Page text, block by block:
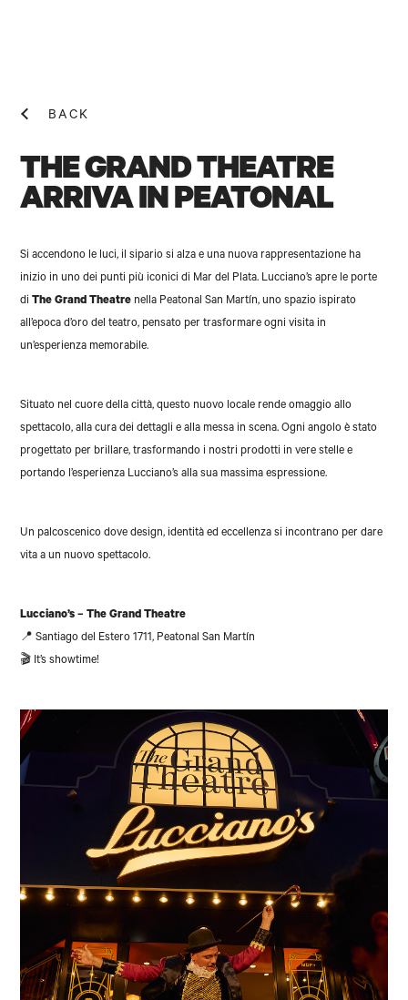
NEWS!
BACK
THE GRAND THEATRE
ARRIVA IN PEATONAL
Si accendono le luci, il sipario si alza e una nuova rappresentazione ha
inizio in uno dei punti più iconici di Mar del Plata. Lucciano’s apre le porte
di The Grand Theatre nella Peatonal San Martín, uno spazio ispirato
all’epoca d’oro del teatro, pensato per trasformare ogni visita in
un’esperienza memorabile.
Situato nel cuore della città, questo nuovo locale rende omaggio allo
spettacolo, alla cura dei dettagli e alla messa in scena. Ogni angolo è stato
progettato per brillare, trasformando i nostri prodotti in vere stelle e
portando l’esperienza Lucciano’s alla sua massima espressione.
Un palcoscenico dove design, identità ed eccellenza si incontrano per dare
vita a un nuovo spettacolo.
Lucciano’s – The Grand Theatre
📍 Santiago del Estero 1711, Peatonal San Martín
🎬 It’s showtime!